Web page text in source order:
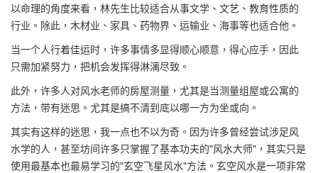
以命理的角度来看，林先生比较适合从事文学、文艺、教育性质的
行业。除此，木材业、家具、药物界、运输业、海事等也适合他。
当一个人行着佳运时，许多事情多显得顺心顺意，得心应手，因此
只需加紧努力，把机会发挥得淋漓尽致。
此外，许多人对风水老师的房屋测量，尤其是当测量组屋或公寓的
方法，带有迷思。尤其是搞不清到底以哪一方为坐或向。
其实有这样的迷思，我一点也不以为奇。因为许多曾经尝试涉足风
水学的人，甚至坊间许多只掌握了基本功夫的"风水大师"，其实只是
使用最基本也最易学习的"玄空飞星风水"方法。玄空风水是一项非常